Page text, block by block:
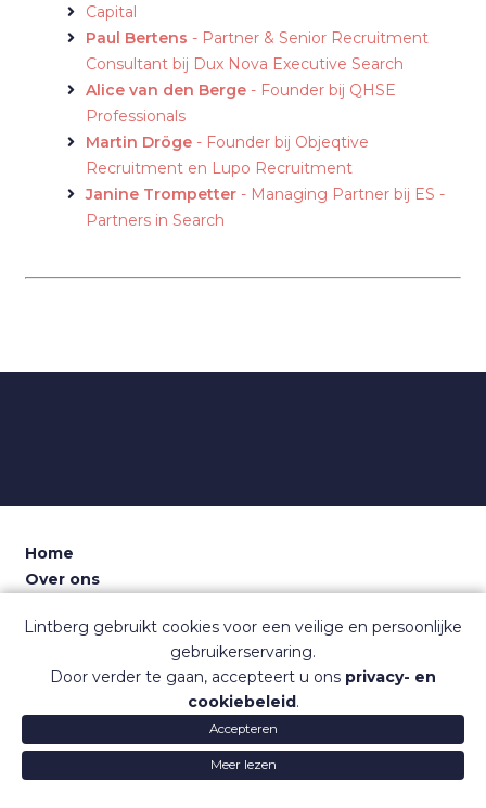
Capital
Paul Bertens - Partner & Senior Recruitment
Consultant bij Dux Nova Executive Search
Alice van den Berge - Founder bij QHSE
Professionals
Martin Dröge - Founder bij Objeqtive
Recruitment en Lupo Recruitment
Janine Trompetter - Managing Partner bij ES -
Partners in Search
Home
Over ons
Dashboard
Sitemap
Veelgestelde vragen
Lintberg gebruikt cookies voor een veilige en persoonlijke
gebruikerservaring.
Door verder te gaan, accepteert u ons privacy- en
cookiebeleid .
Accepteren
Meer lezen